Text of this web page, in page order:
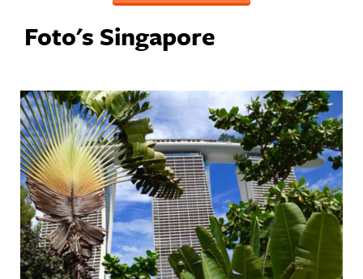
Foto's Singapore